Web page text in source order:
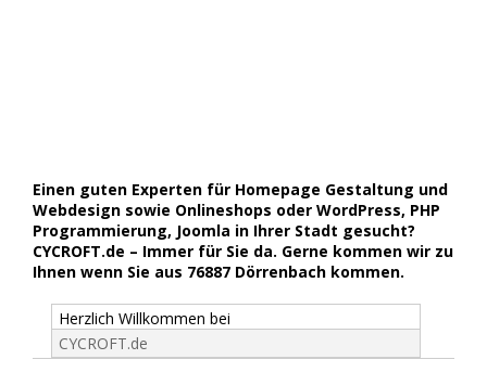
Einen guten Experten für Homepage Gestaltung und
Webdesign sowie Onlineshops oder WordPress, PHP
Programmierung, Joomla in Ihrer Stadt gesucht?
CYCROFT.de – Immer für Sie da. Gerne kommen wir zu
Ihnen wenn Sie aus 76887 Dörrenbach kommen.
Herzlich Willkommen bei
CYCROFT.de